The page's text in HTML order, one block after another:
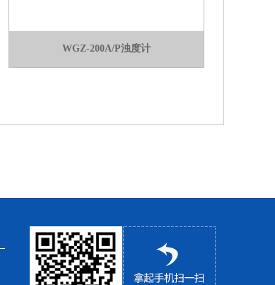
WGZ-200A/P浊度计